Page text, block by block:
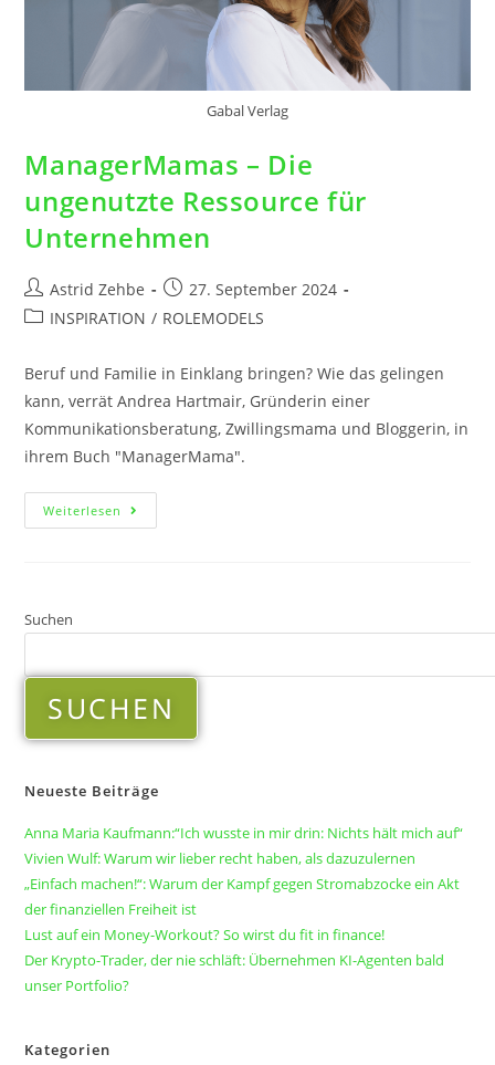
Gabal Verlag
ManagerMamas – Die
ungenutzte Ressource für
Unternehmen
Astrid Zehbe
27. September 2024
INSPIRATION / ROLEMODELS
Beruf und Familie in Einklang bringen? Wie das gelingen
kann, verrät Andrea Hartmair, Gründerin einer
Kommunikationsberatung, Zwillingsmama und Bloggerin, in
ihrem Buch "ManagerMama".
Weiterlesen
Suchen
SUCHEN
Neueste Beiträge
Anna Maria Kaufmann:“Ich wusste in mir drin: Nichts hält mich auf“
Vivien Wulf: Warum wir lieber recht haben, als dazuzulernen
„Einfach machen!“: Warum der Kampf gegen Stromabzocke ein Akt
der finanziellen Freiheit ist
Lust auf ein Money-Workout? So wirst du fit in finance!
Der Krypto-Trader, der nie schläft: Übernehmen KI-Agenten bald
unser Portfolio?
Kategorien